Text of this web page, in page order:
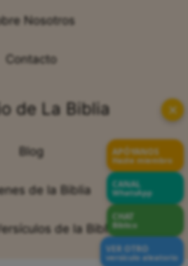
Nosotros
Contacto
de La Biblia
Blog
de la Biblia
de la Biblia
✕
APÓYANOS
Hazte miembro
CANAL
WhatsApp
CHAT
Bíblico
VER OTRO
versículo aleatorio